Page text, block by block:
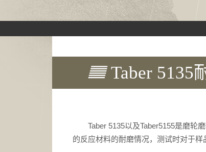
Taber 5135
Taber 5135以及Taber5155是磨轮磨
的反应材料的耐磨情况，测试时对于样